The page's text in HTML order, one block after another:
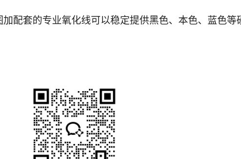
加配套的专业氧化线可以稳定提供黑色、本色、蓝色